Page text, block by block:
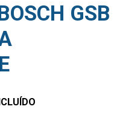
GSB